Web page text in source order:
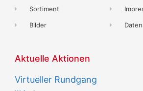
Sortiment
Bilder
Aktuelle Aktionen
Virtueller Rundgang